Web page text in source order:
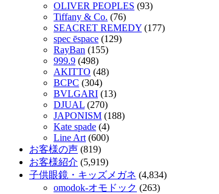
OLIVER PEOPLES (93)
Tiffany & Co. (76)
SEACRET REMEDY (177)
spec ēspace (129)
RayBan (155)
999.9 (498)
AKITTO (48)
BCPC (304)
BVLGARI (13)
DJUAL (270)
JAPONISM (188)
Kate spade (4)
Line Art (600)
お客様の声 (819)
お客様紹介 (5,919)
子供眼鏡・キッズメガネ (4,834)
omodok-オモドック (263)